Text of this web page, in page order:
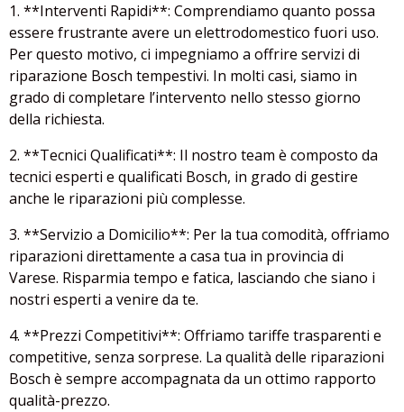
1. **Interventi Rapidi**: Comprendiamo quanto possa
essere frustrante avere un elettrodomestico fuori uso.
Per questo motivo, ci impegniamo a offrire servizi di
riparazione Bosch tempestivi. In molti casi, siamo in
grado di completare l’intervento nello stesso giorno
della richiesta.
2. **Tecnici Qualificati**: Il nostro team è composto da
tecnici esperti e qualificati Bosch, in grado di gestire
anche le riparazioni più complesse.
3. **Servizio a Domicilio**: Per la tua comodità, offriamo
riparazioni direttamente a casa tua in provincia di
Varese. Risparmia tempo e fatica, lasciando che siano i
nostri esperti a venire da te.
4. **Prezzi Competitivi**: Offriamo tariffe trasparenti e
competitive, senza sorprese. La qualità delle riparazioni
Bosch è sempre accompagnata da un ottimo rapporto
qualità-prezzo.